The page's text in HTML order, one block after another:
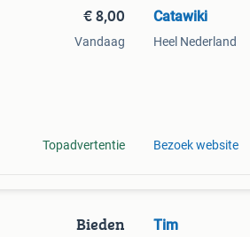
€ 8,00
Vandaag
Topadvertentie
Catawiki
Heel Nederland
Bezoek website
Bieden Tim